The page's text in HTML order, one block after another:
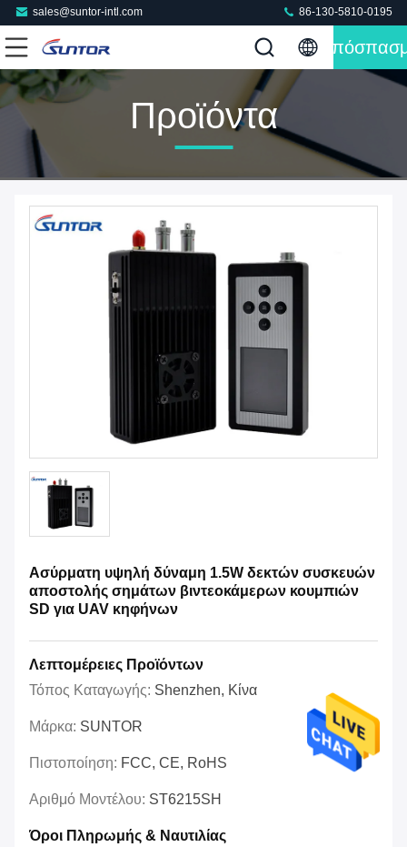
sales@suntor-intl.com 86-130-5810-0195
Προϊόντα
Ασύρματη υψηλή δύναμη 1.5W δεκτών συσκευών
αποστολής σημάτων βιντεοκάμερων κουμπιών
SD για UAV κηφήνων
Λεπτομέρειες Προϊόντων
Τόπος Καταγωγής: Shenzhen, Κίνα
Μάρκα: SUNTOR
Πιστοποίηση: FCC, CE, RoHS
Αριθμό Μοντέλου: ST6215SH
Όροι Πληρωμής & Ναυτιλίας